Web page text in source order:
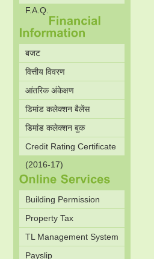
F.A.Q.
बजट
वित्तीय विवरण
आंतरिक अंकेक्षण
डिमांड कलेक्शन बैलेंस
डिमांड कलेक्शन बुक
Credit Rating Certificate
(2016-17)
Building Permission
Property Tax
TL Management System
Payslip